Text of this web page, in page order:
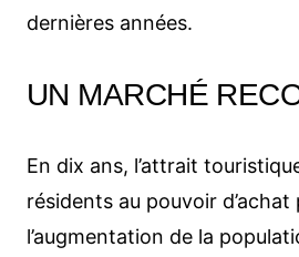
dernières années.
UN MARCHÉ
En dix ans, l’attrait
résidents au pouvoir d’achat
l’augmentation de la